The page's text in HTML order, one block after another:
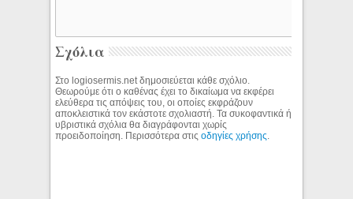
Σχόλια
Στο logiosermis.net δημοσιεύεται κάθε σχόλιο.
Θεωρούμε ότι ο καθένας έχει το δικαίωμα να εκφέρει
ελεύθερα τις απόψεις του, οι οποίες εκφράζουν
αποκλειστικά τον εκάστοτε σχολιαστή. Τα συκοφαντικά ή
υβριστικά σχόλια θα διαγράφονται χωρίς
προειδοποίηση. Περισσότερα στιςοδηγίες χρήσης